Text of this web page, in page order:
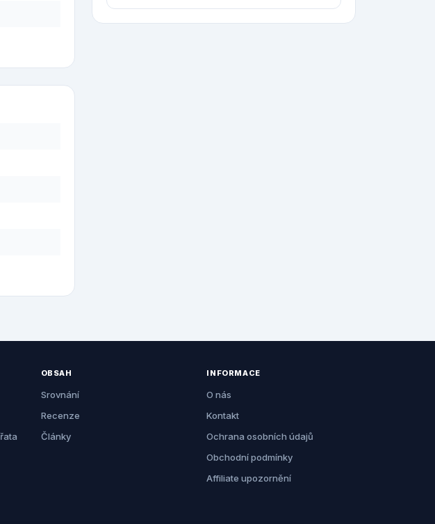
OBSAH
Srovnání
Recenze
Články
INFORMACE
O nás
Kontakt
Ochrana osobních údajů
Obchodní podmínky
Affiliate upozornění